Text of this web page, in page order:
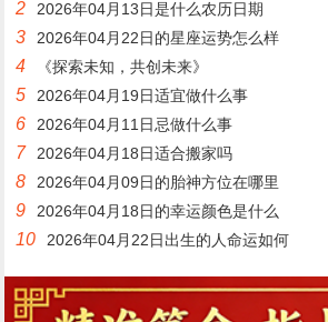
2 2026年04月13日是什么农历日期
3 2026年04月22日的星座运势怎么样
4 《探索未知，共创未来》
5 2026年04月19日适宜做什么事
6 2026年04月11日忌做什么事
7 2026年04月18日适合搬家吗
8 2026年04月09日的胎神方位在哪里
9 2026年04月18日的幸运颜色是什么
10 2026年04月22日出生的人命运如何